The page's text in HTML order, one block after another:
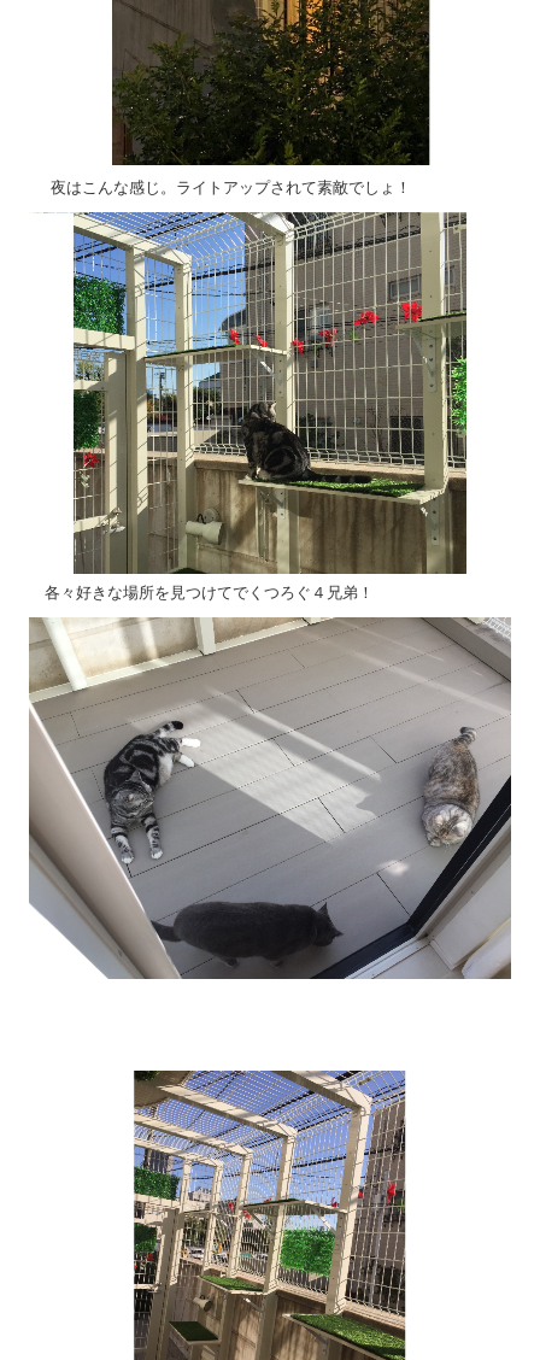
夜はこんな感じ。ライトアップされて素敵でしょ！
各々好きな場所を見つけてでくつろぐ４兄弟！